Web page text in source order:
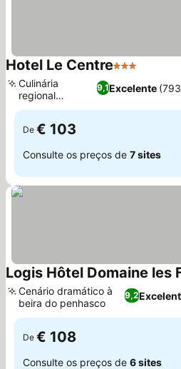
Hotel Le Centre3 Estrelas
9,1Excelente
Culinária
regional
autêntica
De € 103
Consulte os preços de 7 sites
Logis Hôtel Domaine les
9,2
Cenário dramático à
beira do penhasco
De € 108
Consulte os preços de 6 sites